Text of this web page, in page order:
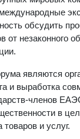
обсудить
от незаконного
являются
и выработка
членов
в
и услуг.